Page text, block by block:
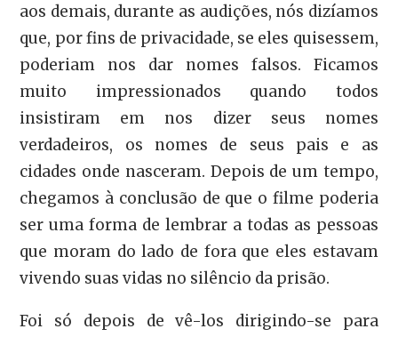
aos demais, durante as audições, nós dizíamos
que, por fins de privacidade, se eles quisessem,
poderiam nos dar nomes falsos. Ficamos
muito impressionados quando todos
insistiram em nos dizer seus nomes
verdadeiros, os nomes de seus pais e as
cidades onde nasceram. Depois de um tempo,
chegamos à conclusão de que o filme poderia
ser uma forma de lembrar a todas as pessoas
que moram do lado de fora que eles estavam
vivendo suas vidas no silêncio da prisão.
Foi só depois de vê-los dirigindo-se para